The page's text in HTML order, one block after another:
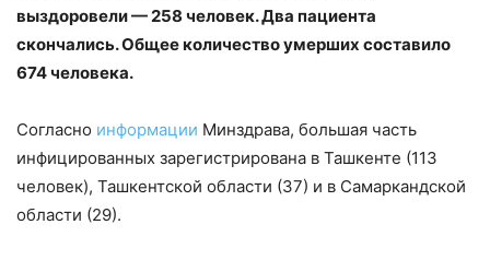
выздоровели — 258 человек. Два пациента
скончались. Общее количество умерших составило
674 человека.
Согласно информации Минздрава, большая часть
инфицированных зарегистрирована в Ташкенте (113
человек), Ташкентской области (37) и в Самаркандской
области (29).